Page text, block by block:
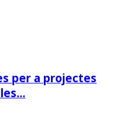
per a projectes